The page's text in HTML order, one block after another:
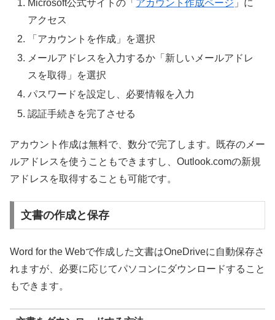
Microsoft公式サイトの「 アカウント作成ページ 」に
アクセス
「アカウントを作成」を選択
メールアドレスを入力するか「新しいメールアドレ
スを取得」を選択
パスワードを設定し、必要情報を入力
認証手続きを完了させる
アカウント作成は無料で、数分で完了します。既存のメー
ルアドレスを使うこともできますし、Outlook.comの新規
アドレスを取得することも可能です。
文書の作成と保存
Word for the Webで作成した文書はOneDriveに自動保存さ
れますが、必要に応じてパソコンにダウンロードすること
もできます。